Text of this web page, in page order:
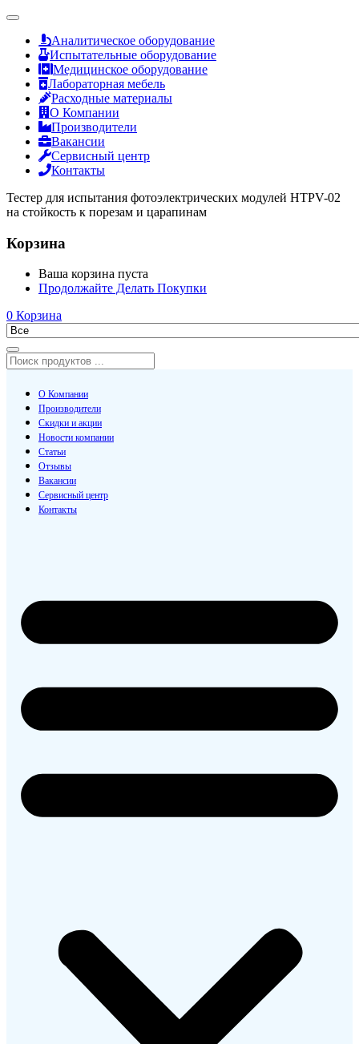
Аналитическое оборудование
Испытательные оборудование
Медицинское оборудование
Лабораторная мебель
Расходные материалы
О Компании
Производители
Вакансии
Сервисный центр
Контакты
Тестер для испытания фотоэлектрических модулей HTPV-02
на стойкость к порезам и царапинам
Корзина
Ваша корзина пуста
Продолжайте Делать Покупки
0 Корзина
О Компании
Производители
Скидки и акции
Новости компании
Статьи
Отзывы
Вакансии
Сервисный центр
Контакты